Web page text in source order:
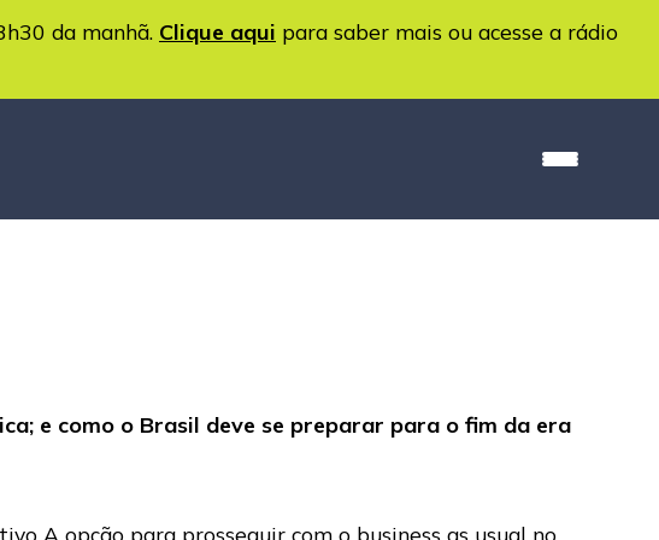
da manhã. Clique aqui para saber mais ou acesse a rádio
e como o Brasil deve se preparar para o fim da era
A opção para prosseguir com o business as usual no